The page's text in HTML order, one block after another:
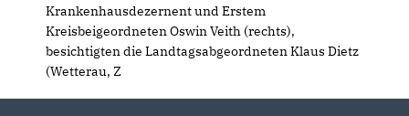
Krankenhausdezernent und Erstem
Kreisbeigeordneten Oswin Veith (rechts),
besichtigten die Landtagsabgeordneten Klaus Dietz
(Wetterau, Z